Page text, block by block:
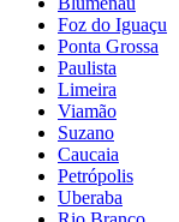
Foz do Iguaçu
Ponta Grossa
Paulista
Limeira
Viamão
Suzano
Caucaia
Petrópolis
Uberaba